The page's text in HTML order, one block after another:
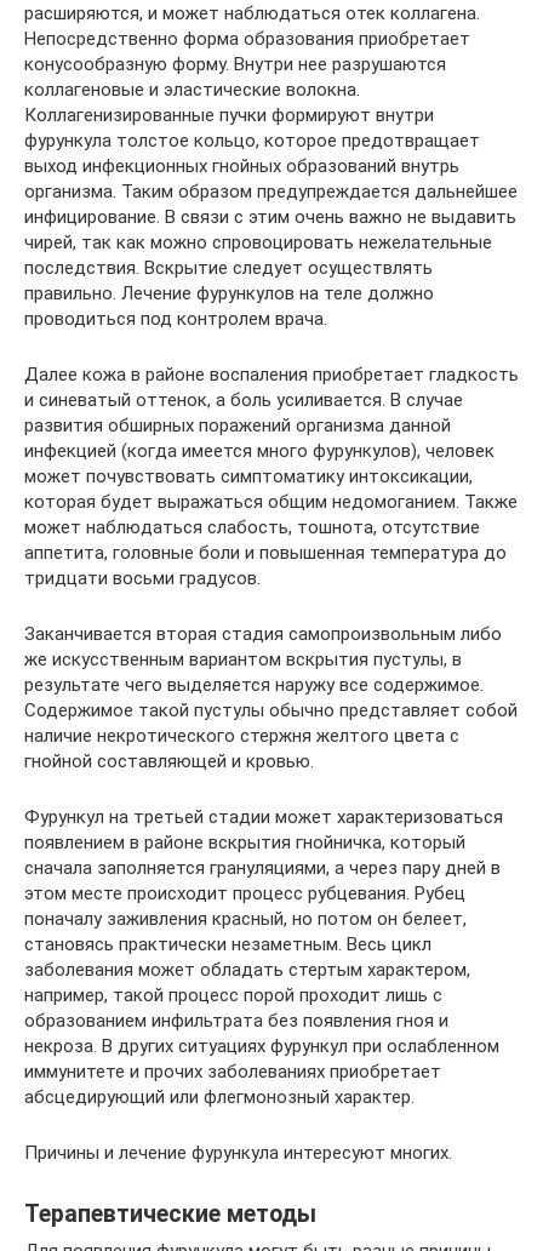
расширяются, и может наблюдаться отек коллагена.
Непосредственно форма образования приобретает
конусообразную форму. Внутри нее разрушаются
коллагеновые и эластические волокна.
Коллагенизированные пучки формируют внутри
фурункула толстое кольцо, которое предотвращает
выход инфекционных гнойных образований внутрь
организма. Таким образом предупреждается дальнейшее
инфицирование. В связи с этим очень важно не выдавить
чирей, так как можно спровоцировать нежелательные
последствия. Вскрытие следует осуществлять
правильно. Лечение фурункулов на теле должно
проводиться под контролем врача.
Далее кожа в районе воспаления приобретает гладкость
и синеватый оттенок, а боль усиливается. В случае
развития обширных поражений организма данной
инфекцией (когда имеется много фурункулов), человек
может почувствовать симптоматику интоксикации,
которая будет выражаться общим недомоганием. Также
может наблюдаться слабость, тошнота, отсутствие
аппетита, головные боли и повышенная температура до
тридцати восьми градусов.
Заканчивается вторая стадия самопроизвольным либо
же искусственным вариантом вскрытия пустулы, в
результате чего выделяется наружу все содержимое.
Содержимое такой пустулы обычно представляет собой
наличие некротического стержня желтого цвета с
гнойной составляющей и кровью.
Фурункул на третьей стадии может характеризоваться
появлением в районе вскрытия гнойничка, который
сначала заполняется грануляциями, а через пару дней в
этом месте происходит процесс рубцевания. Рубец
поначалу заживления красный, но потом он белеет,
становясь практически незаметным. Весь цикл
заболевания может обладать стертым характером,
например, такой процесс порой проходит лишь с
образованием инфильтрата без появления гноя и
некроза. В других ситуациях фурункул при ослабленном
иммунитете и прочих заболеваниях приобретает
абсцедирующий или флегмонозный характер.
Причины и лечение фурункула интересуют многих.
Терапевтические методы